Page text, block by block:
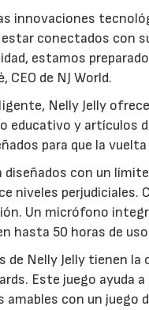
innovaciones
conectados con
estamos
CEO de NJ World.
Nelly Jelly
educativo y artículos
para que la
diseñados con un
niveles
Un micrófono
hasta 50 horas de
de Nelly Jelly tienen
Este juego ayuda
amables con un juego